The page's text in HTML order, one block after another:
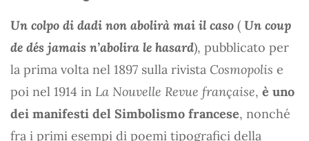
Un colpo di dadi non abolirà mai il caso ( Un coup
de dés jamais n’abolira le hasard), pubblicato per
la prima volta nel 1897 sulla rivista Cosmopolis e
poi nel 1914 in La Nouvelle Revue française, è uno
dei manifesti del Simbolismo francese, nonché
fra i primi esempi di poemi tipografici della